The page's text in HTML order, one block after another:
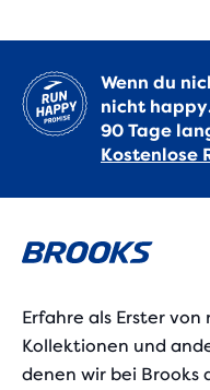
Wenn du
nicht
90 Tage
Kostenlose
Erfahre als Erster
Kollektionen und
denen wir bei Brooks